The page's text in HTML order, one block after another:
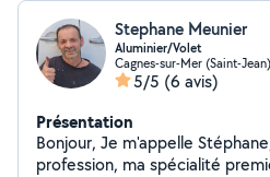
Stephane Meunier
Aluminier/Volet
Cagnes-sur-Mer (Saint-Jean)
5/5 (6 avis)
Présentation
Bonjour, Je m'appelle Stéphane, Aluminier
profession, ma spécialité